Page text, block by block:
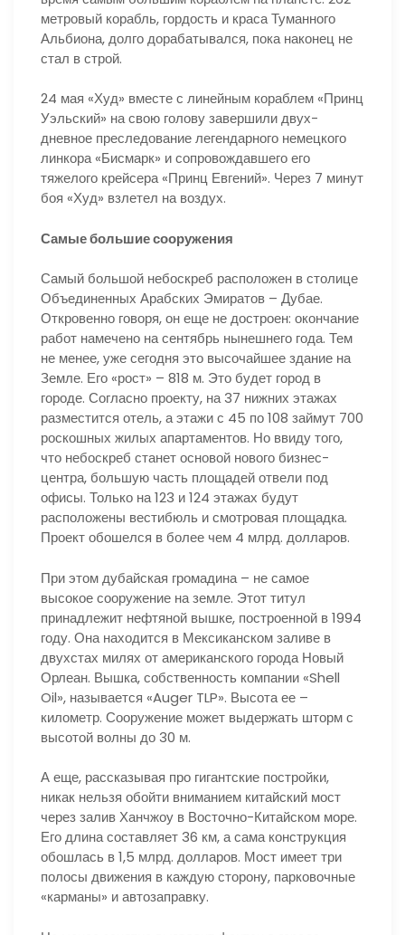
метровый корабль, гордость и краса Туманного
Альбиона, долго дорабатывался, пока наконец не
стал в строй.
24 мая «Худ» вместе с линейным кораблем «Принц
Уэльский» на свою голову завершили двух-
дневное преследование легендарного немецкого
линкора «Бисмарк» и сопровождавшего его
тяжелого крейсера «Принц Евгений». Через 7 минут
боя «Худ» взлетел на воздух.
Самые большие сооружения
Самый большой небоскреб расположен в столице
Объединенных Арабских Эмиратов – Дубае.
Откровенно говоря, он еще не достроен: окончание
работ намечено на сентябрь нынешнего года. Тем
не менее, уже сегодня это высочайшее здание на
Земле. Его «рост» – 818 м. Это будет город в
городе. Согласно проекту, на 37 нижних этажах
разместится отель, а этажи с 45 по 108 займут 700
роскошных жилых апартаментов. Но ввиду того,
что небоскреб станет основой нового бизнес-
центра, большую часть площадей отвели под
офисы. Только на 123 и 124 этажах будут
расположены вестибюль и смотровая площадка.
Проект обошелся в более чем 4 млрд. долларов.
При этом дубайская громадина – не самое
высокое сооружение на земле. Этот титул
принадлежит нефтяной вышке, построенной в 1994
году. Она находится в Мексиканском заливе в
двухстах милях от американского города Новый
Орлеан. Вышка, собственность компании «Shell
Oil», называется «Auger TLP». Высота ее –
километр. Сооружение может выдержать шторм с
высотой волны до 30 м.
А еще, рассказывая про гигантские постройки,
никак нельзя обойти вниманием китайский мост
через залив Ханчжоу в Восточно-Китайском море.
Его длина составляет 36 км, а сама конструкция
обошлась в 1,5 млрд. долларов. Мост имеет три
полосы движения в каждую сторону, парковочные
«карманы» и автозаправку.